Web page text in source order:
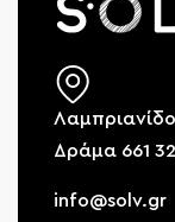
Δράμα 661 32
info@solv.gr